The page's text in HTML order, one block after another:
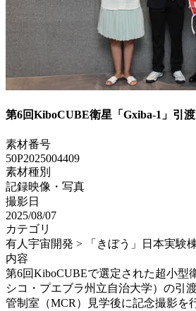
第6回KiboCUBE衛星「Gxiba-1」引
素材番号
50P2025004409
素材種別
記録映像・写真
撮影日
2025/08/07
カテゴリ
有人宇宙開発 > 「きぼう」日本実験
内容
第6回KiboCUBEで選定された超小型
シコ・プエブラ州立自治大学）の引
管制室（MCR）見学後に記念撮影を